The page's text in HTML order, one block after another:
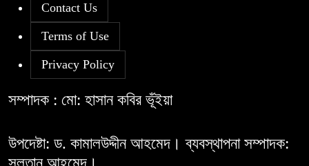
৮
Contact Us
Terms of Use
Privacy Policy
সম্পাদক : মো: হাসান কবির ভূঁইয়া
উপদেষ্টা: ড. কামালউদ্দীন আহমেদ। ব্যবস্থাপনা সম্পাদক: